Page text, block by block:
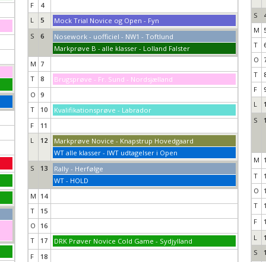
F
4
L
5
Mock Trial Novice og Open - Fyn
S
6
Nosework - uofficiel - NW1 - Toftlund
Markprøve B - alle klasser - Lolland Falster
M 7
T
8
Brugsprøve - Fr. Sund - Nordsjælland
O 9
T
10
Kvalifikationsprøve - Labrador
F
11
L
12
Markprøve Novice - Knapstrup Hovedgaard
WT alle klasser - IWT udtagelser i Open
S
13
Rally - Herfølge
WT - HOLD
M 14
T
15
O
16
T
17
DRK Prøver Novice Cold Game - Sydjylland
F
18
S
M
T
O
T
F
L
S
M
T
O
T
F
L
S